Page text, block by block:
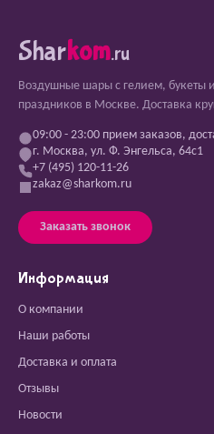
Sharkom.ru
Воздушные шары с гелием, букеты
праздников в Москве. Доставка
09:00 - 23:00 прием заказов,
г. Москва, ул. Ф. Энгельса, 64с1
+7 (495) 120-11-26
zakaz@sharkom.ru
Заказать звонок
Информация
О компании
Наши работы
Доставка и оплата
Отзывы
Новости